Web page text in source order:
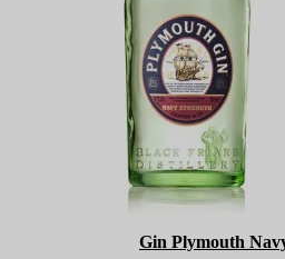
Gin Plymouth